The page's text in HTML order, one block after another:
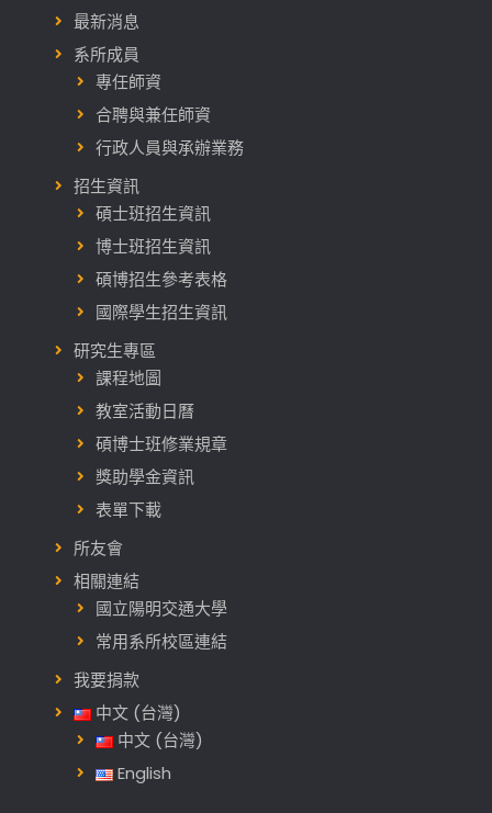
最新消息
系所成員
專任師資
合聘與兼任師資
行政人員與承辦業務
招生資訊
碩士班招生資訊
博士班招生資訊
碩博招生參考表格
國際學生招生資訊
研究生專區
課程地圖
教室活動日曆
碩博士班修業規章
獎助學金資訊
表單下載
所友會
相關連結
國立陽明交通大學
常用系所校區連結
我要捐款
中文 (台灣)
中文 (台灣)
English